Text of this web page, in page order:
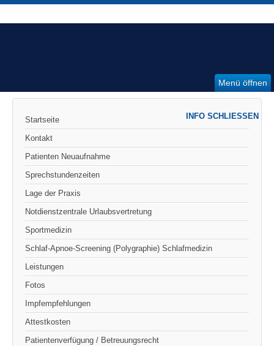
Menü öffnen
Startseite
Kontakt
Patienten Neuaufnahme
Sprechstundenzeiten
Lage der Praxis
Notdienstzentrale Urlaubsvertretung
Sportmedizin
Schlaf-Apnoe-Screening (Polygraphie) Schlafmedizin
Leistungen
Fotos
Impfempfehlungen
Attestkosten
Patientenverfügung / Betreuungsrecht
INFO SCHLIESSEN